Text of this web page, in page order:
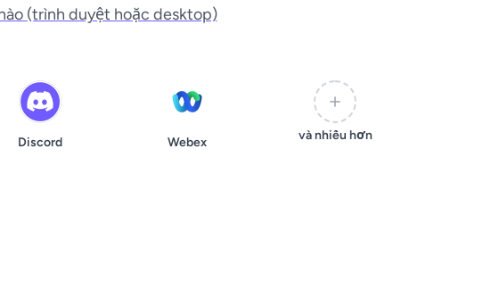
(trình duyệt hoặc desktop)
Discord Webex và nhiều hơn